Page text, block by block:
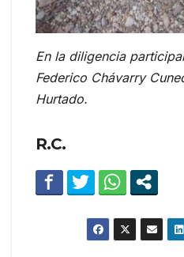
En la diligencia
Federico Chávarry
Hurtado.
R.C.